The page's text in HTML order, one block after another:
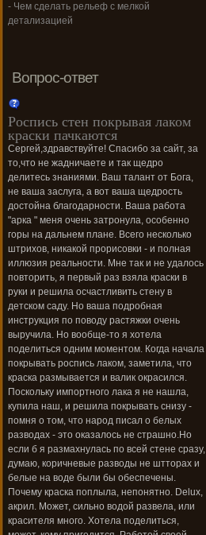
- Чем сделать рельеф с мелкой
детализацией
Вопрос-ответ
Роспись стен покрывая лаком
краски пачкаются
Сергей,здравствуйте! Спасибо за сайт, за
то,что не жадничаете и так щедро
делитесь знаниями. Ваш талант от Бога,
не ваша заслуга, а вот ваша щедрость
достойна благодарности. Ваша работа
"арка " меня очень затронула, особенно
горы на дальнем плане. Всего несколько
штрихов, никакой прорисовки - и полная
иллюзия реальности. Мне так и не удалось
повторить, я первый раз взяла краски в
руки и решила осчастливить стену в
детском саду. Но ваша подробная
инструкция по поводу растяжки очень
выручила. Но вообще-то я хотела
поделиться одним моментом. Когда начала
покрывать роспись лаком, заметила, что
краска размывается и валик окрасился.
Поскольку импортного лака я не нашла,
купила наш, и решила покрывать снизу -
помня о том, что народ писал о белых
разводах - это оказалось не страшно.Но
если б я размахнулась по всей стене сразу,
думаю, коричневые разводы не штторах и
белые на воде были бы обеспечены.
Почему краска поплыла, непонятно. Delux,
акрил. Может, сильно водой развела, или
красителя много. Хотела поделиться,